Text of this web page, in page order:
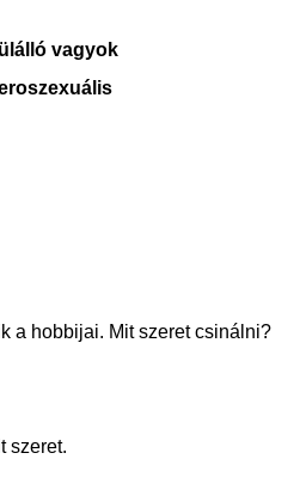
vagyok
a hobbijai. Mit szeret csinálni?
szeret.